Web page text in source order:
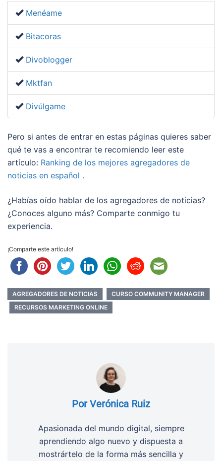
Menéame
Bitacoras
Divoblogger
Mktfan
Divúlgame
Pero si antes de entrar en estas páginas quieres saber
qué te vas a encontrar te recomiendo leer este
artículo: Ranking de los mejores agregadores de
noticias en español .
¿Habías oído hablar de los agregadores de noticias?
¿Conoces alguno más? Comparte conmigo tu
experiencia.
¡Comparte este artículo!
AGREGADORES DE NOTICIAS
CURSO COMMUNITY MANAGER
RECURSOS MARKETING ONLINE
Por Verónica Ruiz
Apasionada del mundo digital, siempre
aprendiendo algo nuevo y dispuesta a
mostrártelo de la forma más sencilla y